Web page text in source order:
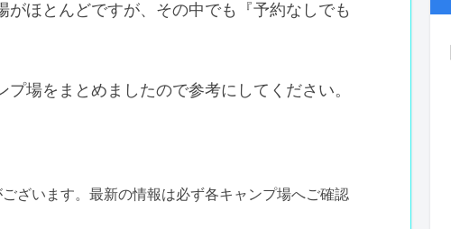
ほとんどですが、その中でも『予約なしでも
場をまとめましたので参考にしてください。
ざいます。最新の情報は必ず各キャンプ場へご確認